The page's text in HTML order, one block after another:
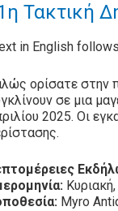
Τακτική
in English
ορίσατε στην
σε μια
2025. Οι
Myro